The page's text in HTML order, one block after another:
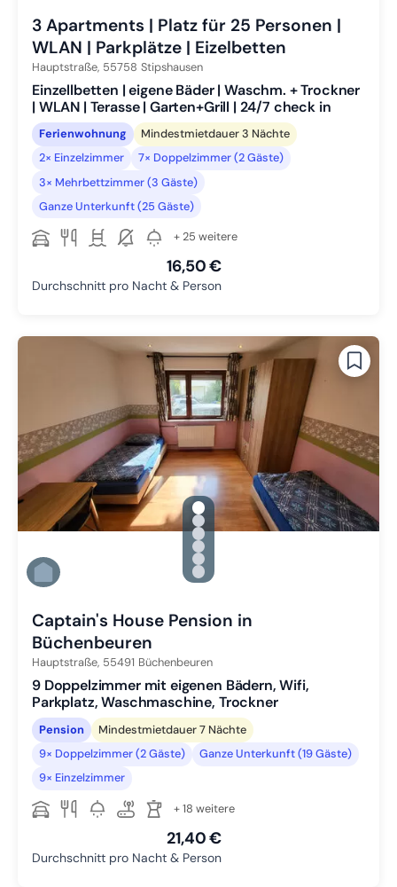
3 Apartments | Platz für 25 Personen |
WLAN | Parkplätze | Eizelbetten
Hauptstraße, 55758 Stipshausen
Einzellbetten | eigene Bäder | Waschm. + Trockner
| WLAN | Terasse | Garten+Grill | 24/7 check in
Ferienwohnung
Mindestmietdauer 3 Nächte
2× Einzelzimmer
7× Doppelzimmer (2 Gäste)
3× Mehrbettzimmer (3 Gäste)
Ganze Unterkunft (25 Gäste)
+ 25 weitere
16,50 €
Durchschnitt pro Nacht & Person
gallery.slide_selector
Zu Slide 1 wechseln
Zu Slide 2 wechseln
Zu Slide 3 wechseln
Zu Slide 4 wechseln
Zu Slide 5 wechseln
Zu Slide 6 wechseln
Captain's House Pension in
Büchenbeuren
Hauptstraße, 55491 Büchenbeuren
9 Doppelzimmer mit eigenen Bädern, Wifi,
Parkplatz, Waschmaschine, Trockner
Pension
Mindestmietdauer 7 Nächte
9× Doppelzimmer (2 Gäste)
Ganze Unterkunft (19 Gäste)
9× Einzelzimmer
+ 18 weitere
21,40 €
Durchschnitt pro Nacht & Person